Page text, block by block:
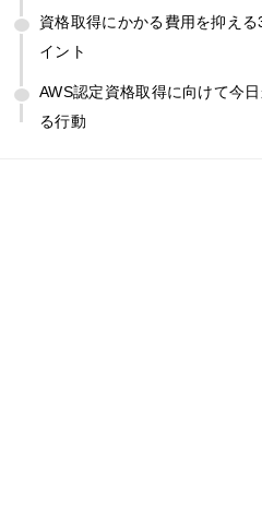
資格取得にかかる費用を抑える
イント
AWS認定資格取得に向けて今
る行動